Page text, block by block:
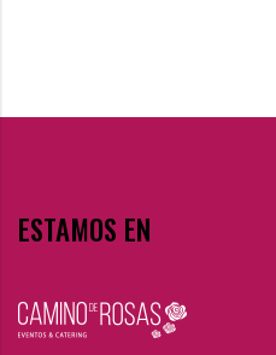
ESTAMOS EN